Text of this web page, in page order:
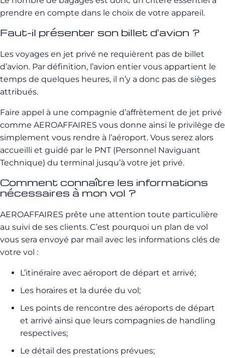
prendre en compte dans le choix de votre appareil.
Faut-il présenter son billet d’avion ?
Les voyages en jet privé ne requièrent pas de billet
d’avion. Par définition, l’avion entier vous appartient le
temps de quelques heures, il n’y a donc pas de sièges
attribués.
Faire appel à une compagnie d’affrètement de jet privé
comme AEROAFFAIRES vous donne ainsi le privilège de
simplement vous rendre à l’aéroport. Vous serez alors
accueilli et guidé par le PNT (Personnel Naviguant
Technique) du terminal jusqu’à votre jet privé.
Comment connaître les informations
nécessaires à mon vol ?
AEROAFFAIRES prête une attention toute particulière
au suivi de ses clients. C’est pourquoi un plan de vol
vous sera envoyé par mail avec les informations clés de
votre vol :
L’itinéraire avec aéroport de départ et arrivé;
Les horaires et la durée du vol;
Les points de rencontre des aéroports de départ
et arrivé ainsi que leurs compagnies de handling
respectives;
Le détail des prestations prévues;